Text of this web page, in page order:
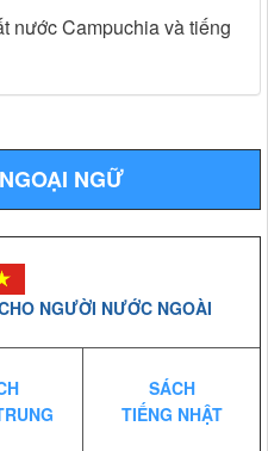
nước Campuchia và tiếng
NGỮ
NGƯỜI NƯỚC NGOÀI
SÁCH
TIẾNG NHẬT